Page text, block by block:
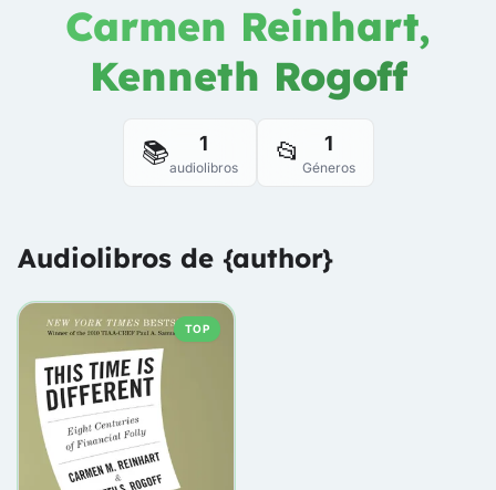
Carmen Reinhart,
Kenneth Rogoff
📚 1
audiolibros 📂 1
Géneros
Audiolibros de {author}
TOP